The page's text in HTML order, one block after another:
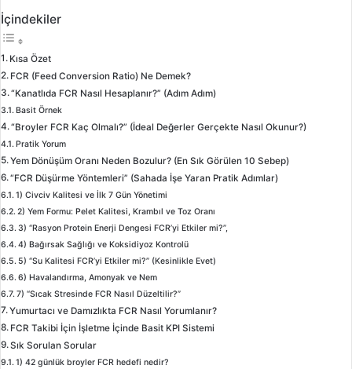
İçindekiler
Kısa Özet
FCR (Feed Conversion Ratio) Ne Demek?
“Kanatlıda FCR Nasıl Hesaplanır?” (Adım Adım)
Basit Örnek
“Broyler FCR Kaç Olmalı?” (İdeal Değerler Gerçekte Nasıl Okunur?)
Pratik Yorum
Yem Dönüşüm Oranı Neden Bozulur? (En Sık Görülen 10 Sebep)
“FCR Düşürme Yöntemleri” (Sahada İşe Yaran Pratik Adımlar)
1) Civciv Kalitesi ve İlk 7 Gün Yönetimi
2) Yem Formu: Pelet Kalitesi, Krambıl ve Toz Oranı
3) “Rasyon Protein Enerji Dengesi FCR’yi Etkiler mi?”,
4) Bağırsak Sağlığı ve Koksidiyoz Kontrolü
5) “Su Kalitesi FCR’yi Etkiler mi?” (Kesinlikle Evet)
6) Havalandırma, Amonyak ve Nem
7) “Sıcak Stresinde FCR Nasıl Düzeltilir?”
Yumurtacı ve Damızlıkta FCR Nasıl Yorumlanır?
FCR Takibi İçin İşletme İçinde Basit KPI Sistemi
Sık Sorulan Sorular
1) 42 günlük broyler FCR hedefi nedir?